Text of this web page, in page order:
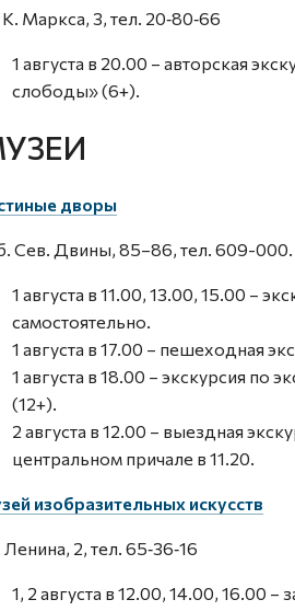
К. Маркса, 3, тел. 20‑80‑66
1 августа в 20.00 – авторская
слободы» (6+).
дворы
Сев. Двины, 85–86, тел. 609-000.
1 августа в 11.00, 13.00, 15.00 –
самостоятельно.
1 августа в 17.00 – пешеходная
1 августа в 18.00 – экскурсия
(12+).
2 августа в 12.00 – выездная
центральном причале в 11.20.
изобразительных искусств
Ленина, 2, тел. 65‑36‑16
1, 2 августа в 12.00, 14.00, 16.00